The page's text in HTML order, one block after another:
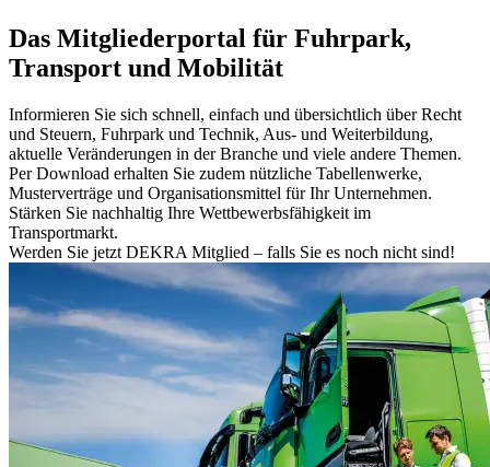
Das Mitgliederportal für Fuhrpark,
Transport und Mobilität
Informieren Sie sich schnell, einfach und übersichtlich über Recht
und Steuern, Fuhrpark und Technik, Aus- und Weiterbildung,
aktuelle Veränderungen in der Branche und viele andere Themen.
Per Download erhalten Sie zudem nützliche Tabellenwerke,
Musterverträge und Organisationsmittel für Ihr Unternehmen.
Stärken Sie nachhaltig Ihre Wettbewerbsfähigkeit im
Transportmarkt.
Werden Sie jetzt DEKRA Mitglied – falls Sie es noch nicht sind!